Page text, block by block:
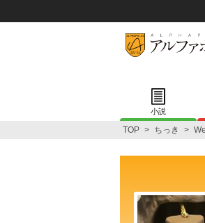
小説
TOP > ちっき >